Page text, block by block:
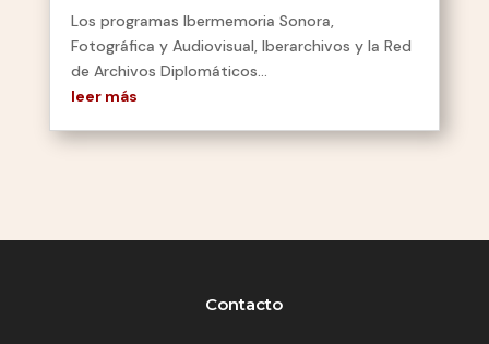
Los programas Ibermemoria Sonora,
Fotográfica y Audiovisual, Iberarchivos y la Red
de Archivos Diplomáticos...
leer más
Contacto